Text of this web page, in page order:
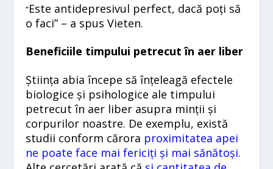
”Este antidepresivul perfect, dacă poți să
o faci” – a spus Vieten.
Beneficiile timpului petrecut în aer liber
Știința abia începe să înțeleagă efectele
biologice și psihologice ale timpului
petrecut în aer liber asupra minții și
corpurilor noastre. De exemplu, există
studii conform cărora proximitatea apei
ne poate face mai fericiți și mai sănătoși.